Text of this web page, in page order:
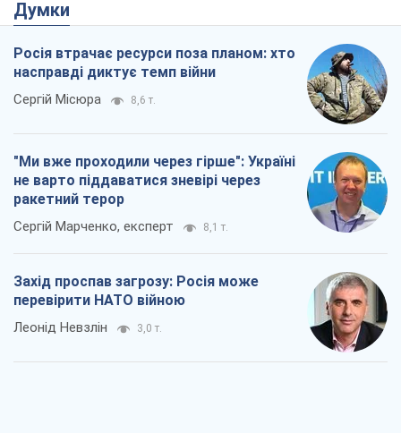
Думки
Росія втрачає ресурси поза планом: хто
насправді диктує темп війни
Сергій Місюра 8,6 т.
"Ми вже проходили через гірше": Україні
не варто піддаватися зневірі через
ракетний терор
Сергій Марченко, експерт 8,1 т.
Захід проспав загрозу: Росія може
перевірити НАТО війною
Леонід Невзлін 3,0 т.